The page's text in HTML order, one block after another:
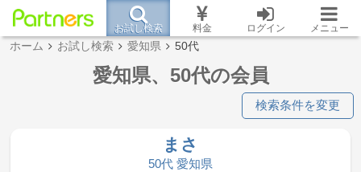
お試し検索 料金 ログイン メニュー
ホーム お試し検索 愛知県 50代
愛知県、50代の会員
検索条件を変更
まさ
50代 愛知県